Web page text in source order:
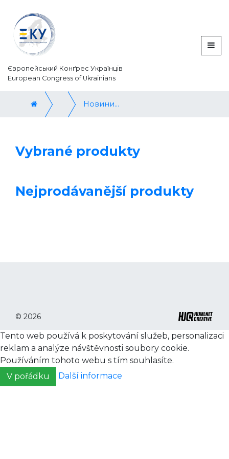
Європейський Конґрес Українців
European Congress of Ukrainians
Новини / News
Vybrané produkty
Nejprodávanější produkty
© 2026
Tento web používá k poskytování služeb, personalizaci
reklam a analýze návštěvnosti soubory cookie.
Používáním tohoto webu s tím souhlasíte.
V pořádku
Další informace